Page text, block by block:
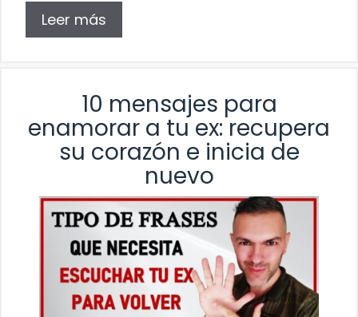
Leer más
10 mensajes para
enamorar a tu ex: recupera
su corazón e inicia de
nuevo